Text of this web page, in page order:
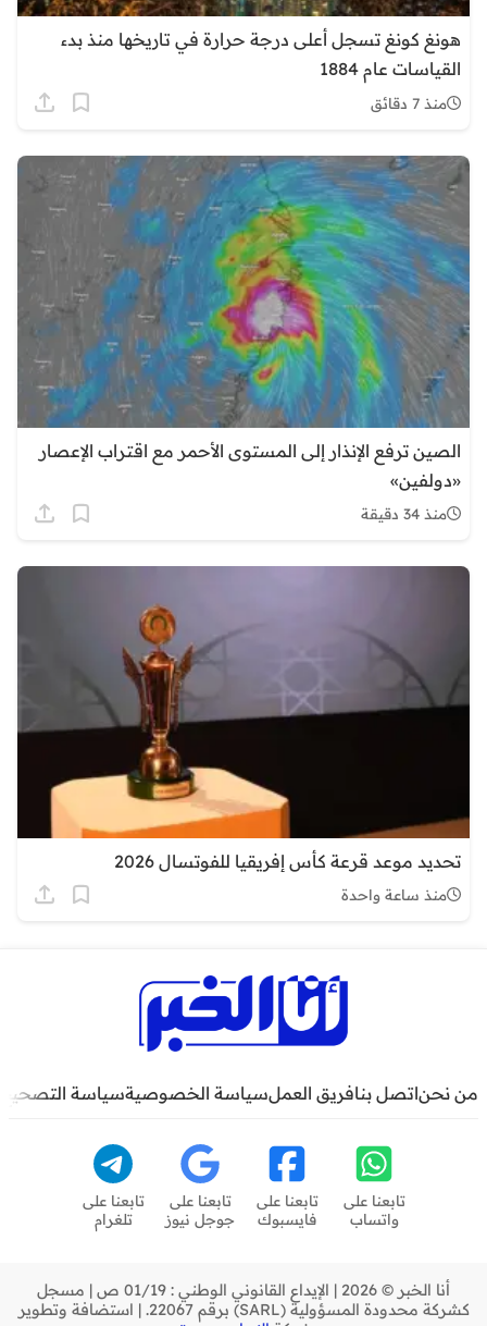
هونغ كونغ تسجل أعلى درجة حرارة في تاريخها منذ بدء
القياسات عام 1884
منذ 7 دقائق
الصين ترفع الإنذار إلى المستوى الأحمر مع اقتراب الإعصار
«دولفين»
منذ 34 دقيقة
تحديد موعد قرعة كأس إفريقيا للفوتسال 2026
منذ ساعة واحدة
من نحناتصل بنافريق العملسياسة الخصوصيةسياسة التصحيح
تابعنا على
واتساب
تابعنا على
فايسبوك
تابعنا على
جوجل نيوز
تابعنا على
تلغرام
أنا الخبر © 2026 | الإيداع القانوني الوطني : 01/19 ص | مسجل
كشركة محدودة المسؤولية (SARL) برقم 22067. | استضافة وتطوير